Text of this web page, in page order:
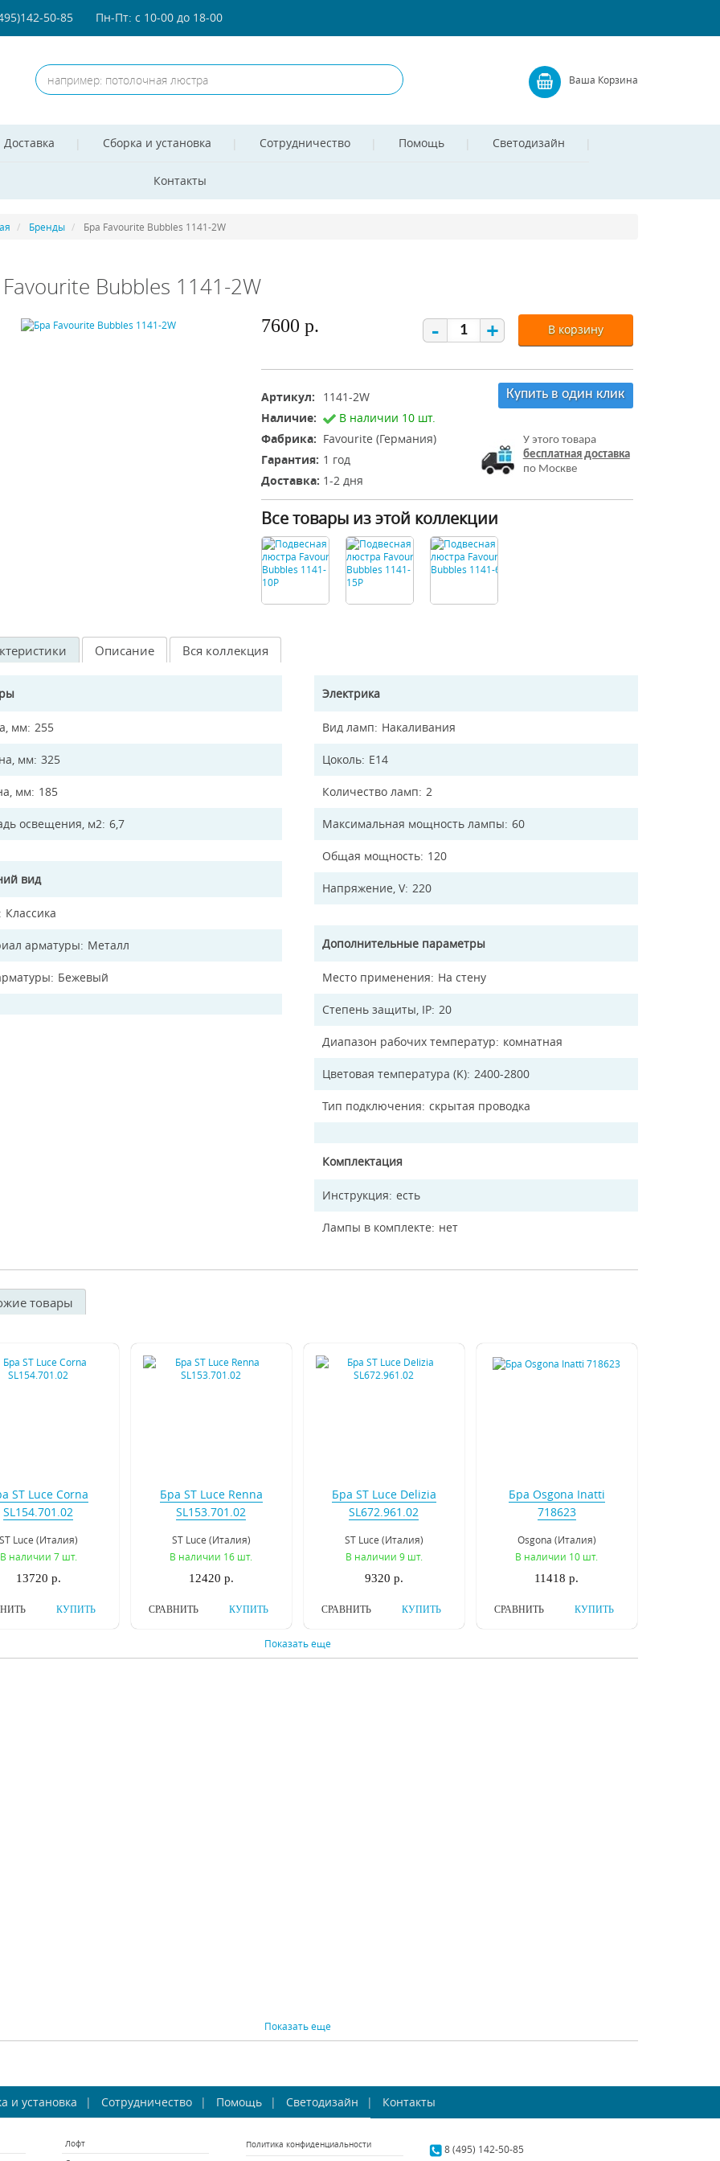
50-85 Пн-Пт: с 10-00 до 18-00
Ваша Корзина
Доставка Сборка и установка Сотрудничество Помощь Светодизайн
Контакты
Бренды Бра Favourite Bubbles 1141-2W
Bubbles 1141-2W
7600 р. - + В корзину
Артикул:
1141-2W
Наличие:
В наличии 10 шт.
Фабрика: Favourite (Германия)
Гарантия: 1 год
Доставка: 1-2 дня
Купить в один клик
У этого товара
бесплатная доставка
по Москве
Все товары из этой коллекции
Описание Вся коллекция
мм 255
мм 325
мм 185
освещения, м2 6,7
вид
Классика
арматуры Металл
Бежевый
Электрика
Вид ламп Накаливания
Цоколь E14
Количество ламп 2
Максимальная мощность лампы 60
Общая мощность 120
Напряжение, V 220
Дополнительные параметры
Место применения На стену
Степень защиты, IP 20
Диапазон рабочих температур комнатная
Цветовая температура (K) 2400-2800
Тип подключения скрытая проводка
Комплектация
Инструкция есть
Лампы в комплекте нет
товары
ST Luce Corna
SL154.701.02
Luce (Италия)
В наличии 7 шт.
13720 р.
КУПИТЬ
Бра ST Luce Renna
SL153.701.02
ST Luce (Италия)
В наличии 16 шт.
12420 р.
КУПИТЬ
СРАВНИТЬ
Бра ST Luce Delizia
SL672.961.02
ST Luce (Италия)
В наличии 9 шт.
9320 р.
КУПИТЬ
СРАВНИТЬ
Бра Osgona Inatti
718623
Osgona (Италия)
В наличии 10 шт.
11418 р.
КУПИТЬ
СРАВНИТЬ
Amanda
2151-2W
В наличии 1 шт.
Бра Favourite Dominium
2320-2W
В наличии 10 шт.
Бра Favourite Dominium
2321-2W
В наличии 10 шт.
Бра Favourite Seraphima
В наличии 10 шт.
Показать еще
Показать еще
и установка Сотрудничество Помощь Светодизайн Контакты
Лофт
Политика конфиденциальности 8 (495) 142-50-85